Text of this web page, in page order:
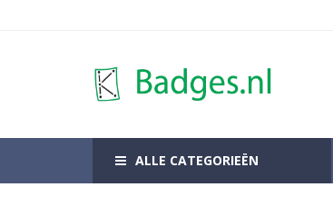
ALLE CATEGORIEËN